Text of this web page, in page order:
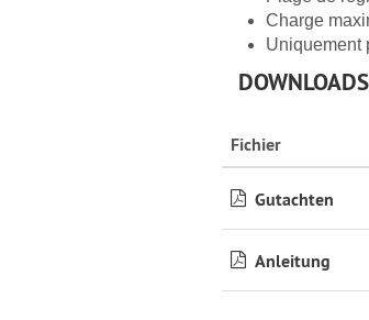
Charge
Uniquement
DOWNLOADS
Fichier
Gutachten
Anleitung